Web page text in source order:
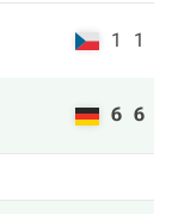
1 1
6 6